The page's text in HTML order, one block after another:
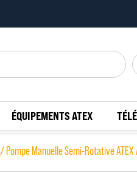
ÉQUIPEMENTS ATEX
/ Pompe Manuelle Semi-Rotative ATEX